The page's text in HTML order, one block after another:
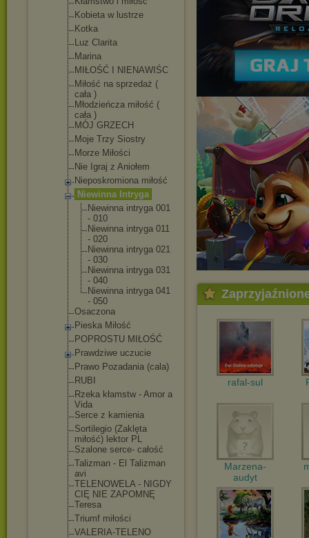
Kobieta w lustrze
Kotka
Luz Clarita
Marina
MIŁOŚĆ I NIENAWIŚC
Miłość na sprzedaż (
cała )
Młodzieńcza miłość (
cała )
MÓJ GRZECH
Moje Trzy Siostry
Morze Miłości
Nie Igraj z Aniołem
Nieposkromiona miłość
Niewinna Intryga
Niewinna intryga 001
- 010
Niewinna intryga 011
- 020
Niewinna intryga 021
- 030
Niewinna intryga 031
- 040
Niewinna intryga 041
- 050
Osaczona
Pieska Miłość
POPROSTU MIŁOŚĆ
Prawdziwe uczucie
Prawo Pozadania (cala)
RUBI
Rzeka kłamstw - Amor a
Vida
Serce z kamienia
Sortilegio (Zaklęta
miłość) lektor PL
Szalone serce- całość
Talizman - El Talizman
avi
TELENOWELA - NIGDY
CIĘ NIE ZAPOMNĘ
Teresa
Triumf miłości
VALERIA-TELENO
rafal-sul
Marzena-
audyt